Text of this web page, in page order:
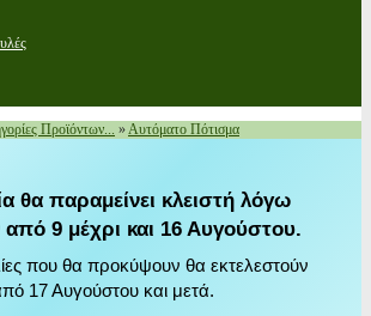
Προϊόντων... »Αυτόματο Πότισμα
θα παραμείνει κλειστή λόγω
9 μέχρι και 16 Αυγούστου.
που θα προκύψουν θα εκτελεστούν
17 Αυγούστου και μετά.